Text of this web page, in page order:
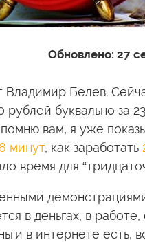
Обновлено: 27
Владимир Белев.
рублей буквально за
вам, я уже
минут, как заработать
время для
в деньгах, в
в интернете есть,